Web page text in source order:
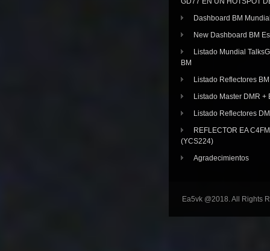
Dashboard BM
New Dashboard BM
Listado Mundial
BM
Listado Reflectores BM
Listado Master DMR +
Listado Reflectores
REFLECTOR EA
(YCS224)
Agradecimientos
Ea5vk @2018. All Rights